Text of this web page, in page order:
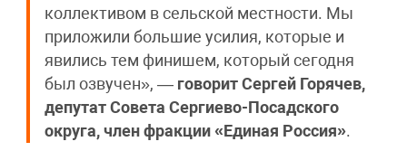
коллективом в сельской местности. Мы
приложили большие усилия, которые и
явились тем финишем, который сегодня
был озвучен», — говорит Сергей Горячев,
депутат Совета Сергиево-Посадского
округа, член фракции «Единая Россия».